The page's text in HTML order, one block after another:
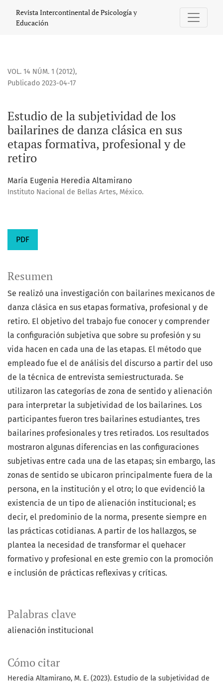
Estudio de la subjetividad de los bailarines de danza
Revista Intercontinental de Psicología y
Educación
VOL. 14 NÚM. 1 (2012),
Estudio de la subjetividad de los
bailarines de danza clásica en sus
etapas formativa, profesional y de
retiro
Publicado 2023-04-17
María Eugenia Heredia Altamirano
Instituto Nacional de Bellas Artes, México.
PDF
Palabras clave
alienación institucional
Cómo citar
Heredia Altamirano, M. E. (2023). Estudio de la subjetividad de
Resumen
Se realizó una investigación con bailarines mexicanos de
danza clásica en sus etapas formativa, profesional y de
retiro. El objetivo del trabajo fue conocer y comprender
la configuración subjetiva que sobre su profesión y su
vida hacen en cada una de las etapas. El método que
empleado fue el de análisis del discurso a partir del uso
de la técnica de entrevista semiestructurada. Se
utilizaron las categorías de zona de sentido y alienación
para interpretar la subjetividad de los bailarines. Los
participantes fueron tres bailarines estudiantes, tres
bailarines profesionales y tres retirados. Los resultados
mostraron algunas diferencias en las configuraciones
subjetivas entre cada una de las etapas; sin embargo, las
zonas de sentido se ubicaron principalmente fuera de la
persona, en la institución y el otro; lo que evidenció la
existencia de un tipo de alienación institucional; es
decir, el predominio de la norma, presente siempre en
las prácticas cotidianas. A partir de los hallazgos, se
plantea la necesidad de transformar el quehacer
formativo y profesional en este gremio con la promoción
e inclusión de prácticas reflexivas y críticas.